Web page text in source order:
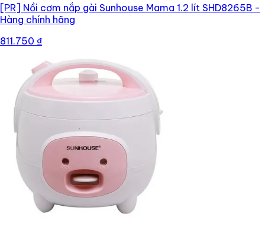
[PR] Nồi cơm nắp gài Sunhouse Mama 1.2 lít SHD8265B -
Hàng chính hãng
811.750 ₫